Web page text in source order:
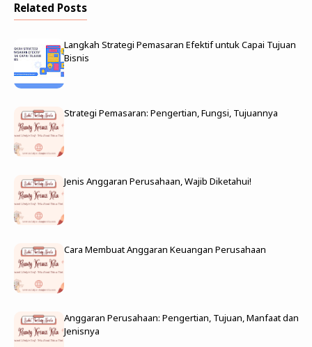
Related Posts
Langkah Strategi Pemasaran Efektif untuk Capai Tujuan
Bisnis
Strategi Pemasaran: Pengertian, Fungsi, Tujuannya
Jenis Anggaran Perusahaan, Wajib Diketahui!
Cara Membuat Anggaran Keuangan Perusahaan
Anggaran Perusahaan: Pengertian, Tujuan, Manfaat dan
Jenisnya